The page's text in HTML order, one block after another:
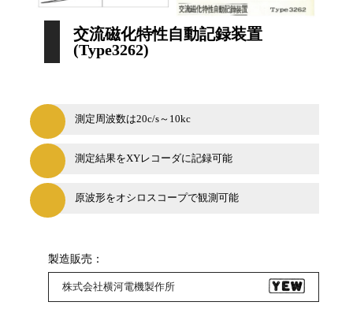
交流磁化特性自動記録装置
(Type3262)
測定周波数は20c/s～10kc
測定結果をXYレコーダに記録可能
原波形をオシロスコープで観測可能
製造販売：
株式会社横河電機製作所